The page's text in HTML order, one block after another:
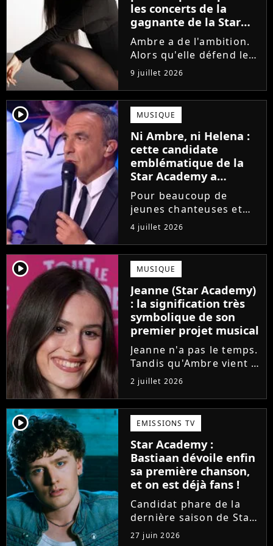
les concerts de la
gagnante de la Star
Academy !
Ambre a de l'ambition.
Alors qu'elle défend le
single J'me demande et
qu'elle prépare son
premier album, la
gagnante de la dernière
saison de la Star
Academy annonce les
dates de sa...
9 juillet 2026
player2 MUSIQUE
Ni Ambre, ni Helena :
cette candidate
emblématique de la
Star Academy a
souffert après
l'émission, "J'étais
traitée de potiche"
Pour beaucoup de
jeunes chanteuses et
chanteurs, la Star
Academy est un rêve.
Mais comme l'a rappelé
une ancienne gagnante,
l'émission de TF1 n'est
pas toujours simple à
vivre.
4 juillet 2026
player2 MUSIQUE
Jeanne (Star Academy)
: la signification très
symbolique de son
premier projet musical
Jeanne n'a pas le temps.
Tandis qu'Ambre vient à
peine de dévoiler son
premier single, l'ex-
candidate de la Star
Academy s'apprête à
sortir un troisième titre
(Les règles) et vient...
2 juillet 2026
player2 EMISSIONS TV
Star Academy :
Bastiaan dévoile enfin
sa première chanson,
et on est déjà fans !
Candidat phare de la
dernière saison de Star
Academy, Bastiaan fait
27 juin 2026